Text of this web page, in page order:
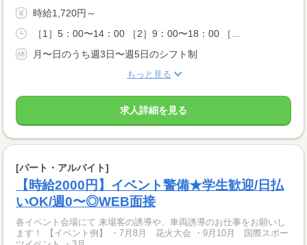
時給1,720円～
［1］5：00〜14：00 ［2］9：00〜18：00 ［...
月〜日のうち週3日〜週5日のシフト制
もっと見る
求人詳細を見る
[パート・アルバイト]
【時給2000円】イベント警備★学生歓迎/日払
いOK/週0〜◎WEB面接
各イベント会場にて 来場客の誘導や、車両誘導のお仕事をお願いし
ます！ 【イベント例】 ・7月8月 花火大会 ・9月10月 国際スポー